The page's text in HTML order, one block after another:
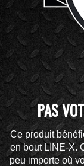
PAS
Ce produit
en bout LINE-X.
peu importe où